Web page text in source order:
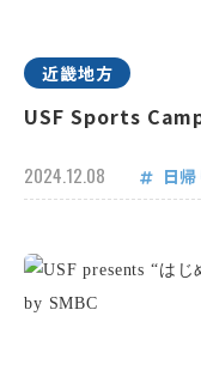
近畿地方
USF Sports
2024.12.08 日帰